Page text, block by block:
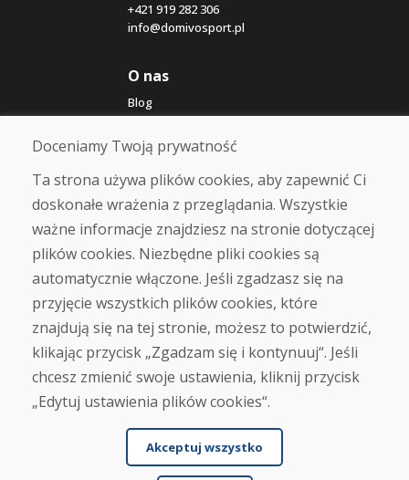
+421 919 282 306
info@domivosport.pl
O nas
Blog
O nas
Sklep
Kontakt
Zakup
Sklep internetowy
Warunki handlowe
Transport
Zapłata
Skarga
Zwrot i wymiana towaru
Ochrona danych osobowych
Cookies
Doceniamy Twoją prywatność
Ta strona używa plików cookies, aby zapewnić Ci
doskonałe wrażenia z przeglądania. Wszystkie
ważne informacje znajdziesz na stronie dotyczącej
plików cookies. Niezbędne pliki cookies są
automatycznie włączone. Jeśli zgadzasz się na
przyjęcie wszystkich plików cookies, które
znajdują się na tej stronie, możesz to potwierdzić,
klikając przycisk „Zgadzam się i kontynuuj“. Jeśli
chcesz zmienić swoje ustawienia, kliknij przycisk
„Edytuj ustawienia plików cookies“.
Akceptuj wszystko